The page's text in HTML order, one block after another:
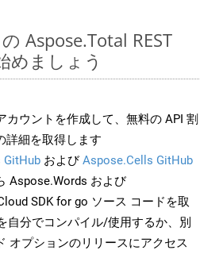
Aspose.Total REST
めましょう
カウントを作成して、無料の API 割
詳細を取得します
GitHub およびAspose.Cells GitHub
Aspose.Words および
SDK for go ソース コードを取
自分でコンパイル/使用するか、別
オプションのリリースにアクセス